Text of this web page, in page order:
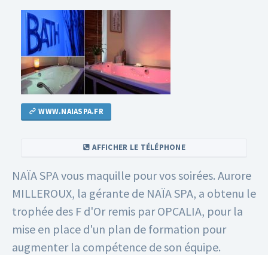
WWW.NAIASPA.FR
AFFICHER LE TÉLÉPHONE
NAÏA SPA vous maquille pour vos soirées. Aurore
MILLEROUX, la gérante de NAÏA SPA, a obtenu le
trophée des F d'Or remis par OPCALIA, pour la
mise en place d'un plan de formation pour
augmenter la compétence de son équipe.